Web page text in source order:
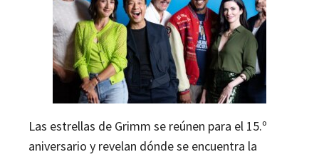
Las estrellas de Grimm se reúnen para el 15.º
aniversario y revelan dónde se encuentra la